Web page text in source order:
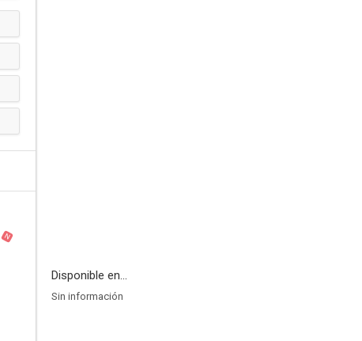
N
Disponible en...
Sin información